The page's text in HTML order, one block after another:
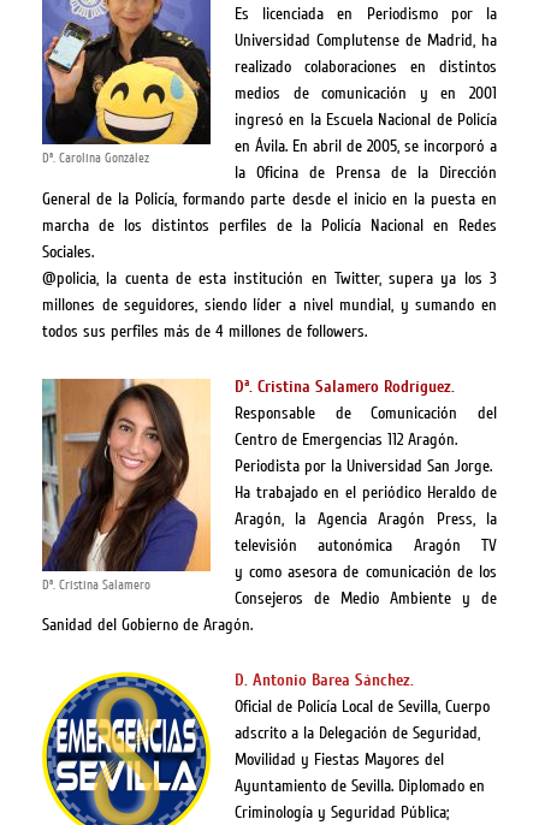
Dª. Carolina González
Es licenciada en Periodismo por la
Universidad Complutense de Madrid, ha
realizado colaboraciones en distintos
medios de comunicación y en 2001
ingresó en la Escuela Nacional de Policía
en Ávila. En abril de 2005, se incorporó a
la Oficina de Prensa de la Dirección
General de la Policía, formando parte desde el inicio en la puesta en
marcha de los distintos perfiles de la Policía Nacional en Redes
Sociales.
@policia, la cuenta de esta institución en Twitter, supera ya los 3
millones de seguidores, siendo líder a nivel mundial, y sumando en
todos sus perfiles más de 4 millones de followers.
Dª. Cristina Salamero
Dª. Cristina Salamero Rodríguez.
Responsable de Comunicación del
Centro de Emergencias 112 Aragón.
Periodista por la Universidad San Jorge.
Ha trabajado en el periódico Heraldo de
Aragón, la Agencia Aragón Press, la
televisión autonómica Aragón TV
y como asesora de comunicación de los
Consejeros de Medio Ambiente y de
Sanidad del Gobierno de Aragón.
D. Antonio Barea Sánchez.
Oficial de Policía Local de Sevilla, Cuerpo
adscrito a la Delegación de Seguridad,
Movilidad y Fiestas Mayores del
Ayuntamiento de Sevilla. Diplomado en
Criminología y Seguridad Pública;